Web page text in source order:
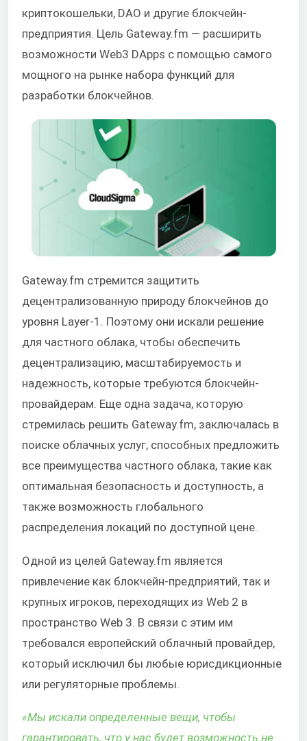
криптокошельки, DAO и другие блокчейн-
предприятия. Цель Gateway.fm — расширить
возможности Web3 DApps с помощью самого
мощного на рынке набора функций для
разработки блокчейнов.
Gateway.fm стремится защитить
децентрализованную природу блокчейнов до
уровня Layer-1. Поэтому они искали решение
для частного облака, чтобы обеспечить
децентрализацию, масштабируемость и
надежность, которые требуются блокчейн-
провайдерам. Еще одна задача, которую
стремилась решить Gateway.fm, заключалась в
поиске облачных услуг, способных предложить
все преимущества частного облака, такие как
оптимальная безопасность и доступность, а
также возможность глобального
распределения локаций по доступной цене.
Одной из целей Gateway.fm является
привлечение как блокчейн-предприятий, так и
крупных игроков, переходящих из Web 2 в
пространство Web 3. В связи с этим им
требовался европейский облачный провайдер,
который исключил бы любые юрисдикционные
или регуляторные проблемы.
«Мы искали определенные вещи, чтобы
гарантировать, что у нас будет возможность не